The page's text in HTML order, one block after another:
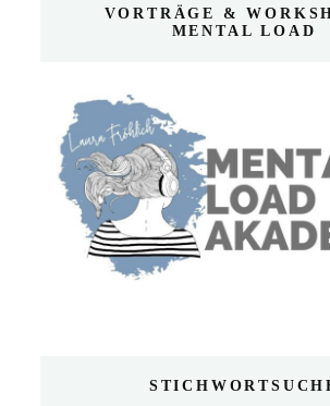
VORTRÄGE &
MENTAL LOAD